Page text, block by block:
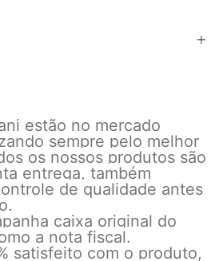
estão no mercado
sempre pelo melhor
os nossos produtos são
entrega, também
de qualidade antes
caixa original do
a nota fiscal.
satisfeito com o produto,